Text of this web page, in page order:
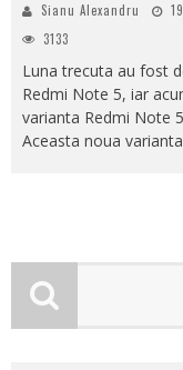
Sianu Alexandru
3133
Luna trecuta au fost
Redmi Note 5, iar
varianta Redmi Note
Aceasta noua